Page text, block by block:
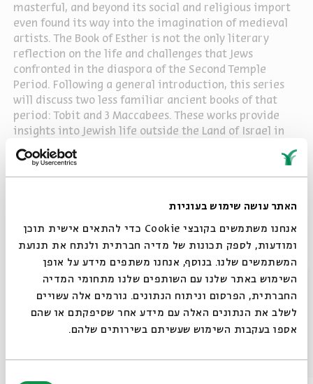
האתר עושה שימוש בעוגיות
אנחנו משתמשים בקובצי Cookie כדי להתאים אישית תוכן
ומודעות, לספק תכונות של מדיה חברתית ולנתח את תנועת
המשתמשים שלנו. בנוסף, אנחנו משתפים מידע על אופן
השימוש באתר שלנו עם השותפים שלנו מתחומי המדיה
החברתית, הפרסום וניתוח הנתונים. גורמים אלה עשויים
לשלב את הנתונים האלה עם מידע אחר שסיפקתם או שהם
אספו בעקבות השימוש שעשיתם בשירותים שלהם.
masterful, and beyond its social and religious import
even found its way into the imagination of medieval
artists. The Book of Esther is not the only literary
reflection on the life and challenges that Jews
confronted in the diaspora of the Second Temple
Period. Following a general introduction, this series
will discuss two less familiar ancient books of that
period: Tobit and 3 Maccabees. These works provide
insights into Jewish life outside the Land of Israel in
this period, but from widely diverse vantage points.
History Hanukkah MACCABEES history Hanuka Channukah
Judah Maccabee סגור